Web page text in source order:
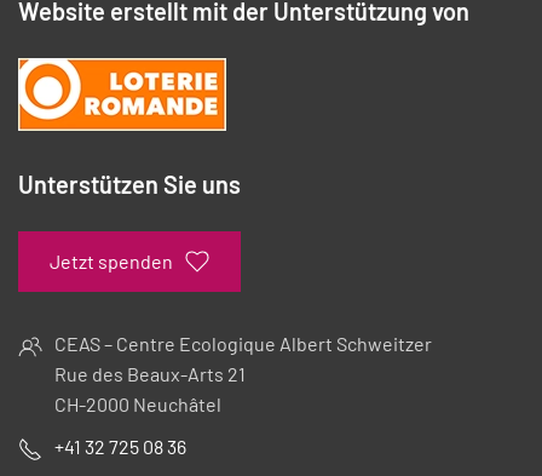
Website erstellt mit der Unterstützung von
Unterstützen Sie uns
Jetzt spenden
CEAS – Centre Ecologique Albert Schweitzer
Rue des Beaux-Arts 21
CH-2000 Neuchâtel
+41 32 725 08 36